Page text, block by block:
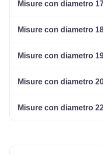
Misure con diametro
Misure con diametro
Misure con diametro
Misure con diametro
Misure con diametro